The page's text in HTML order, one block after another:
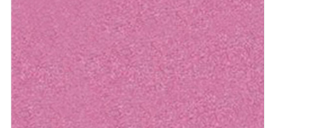
SPECIALS
OUTILS